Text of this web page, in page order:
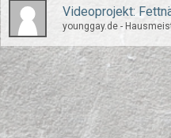
Videoprojekt:
younggay.de -